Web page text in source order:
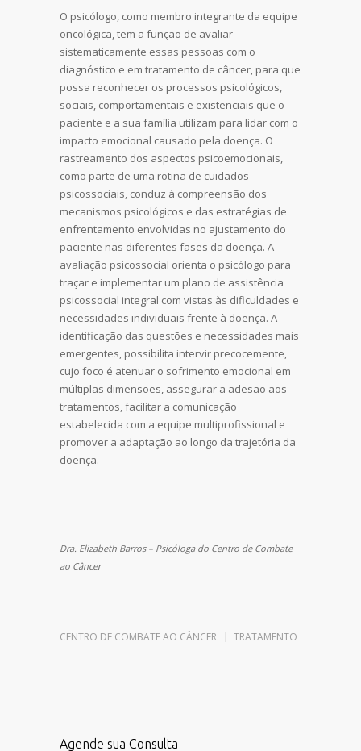
O psicólogo, como membro integrante da equipe
oncológica, tem a função de avaliar
sistematicamente essas pessoas com o
diagnóstico e em tratamento de câncer, para que
possa reconhecer os processos psicológicos,
sociais, comportamentais e existenciais que o
paciente e a sua família utilizam para lidar com o
impacto emocional causado pela doença. O
rastreamento dos aspectos psicoemocionais,
como parte de uma rotina de cuidados
psicossociais, conduz à compreensão dos
mecanismos psicológicos e das estratégias de
enfrentamento envolvidas no ajustamento do
paciente nas diferentes fases da doença. A
avaliação psicossocial orienta o psicólogo para
traçar e implementar um plano de assistência
psicossocial integral com vistas às dificuldades e
necessidades individuais frente à doença. A
identificação das questões e necessidades mais
emergentes, possibilita intervir precocemente,
cujo foco é atenuar o sofrimento emocional em
múltiplas dimensões, assegurar a adesão aos
tratamentos, facilitar a comunicação
estabelecida com a equipe multiprofissional e
promover a adaptação ao longo da trajetória da
doença.
Dra. Elizabeth Barros – Psicóloga do Centro de Combate
ao Câncer
CENTRO DE COMBATE AO CÂNCER TRATAMENTO
Agende sua Consulta